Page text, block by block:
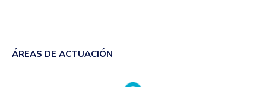
ÁREAS DE ACTUACIÓN